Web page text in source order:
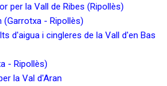
per la Vall de Ribes (Ripollès)
- Ripollès)
d'aigua i cingleres de la Vall d'en Bas
- Ripollès)
la Val d'Aran